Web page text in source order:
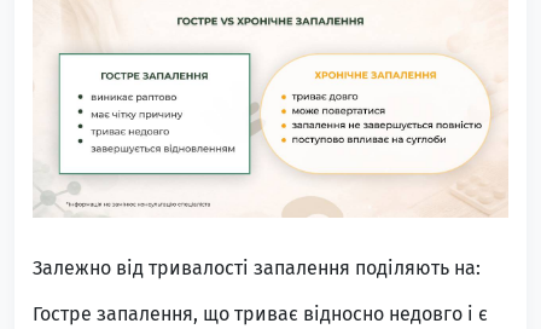
Залежно від тривалості запалення поділяють на:
Гостре запалення, що триває відносно недовго і є